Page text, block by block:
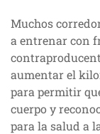
Muchos
a entrenar con
aumentar el
para permitir
cuerpo y
para la salud a